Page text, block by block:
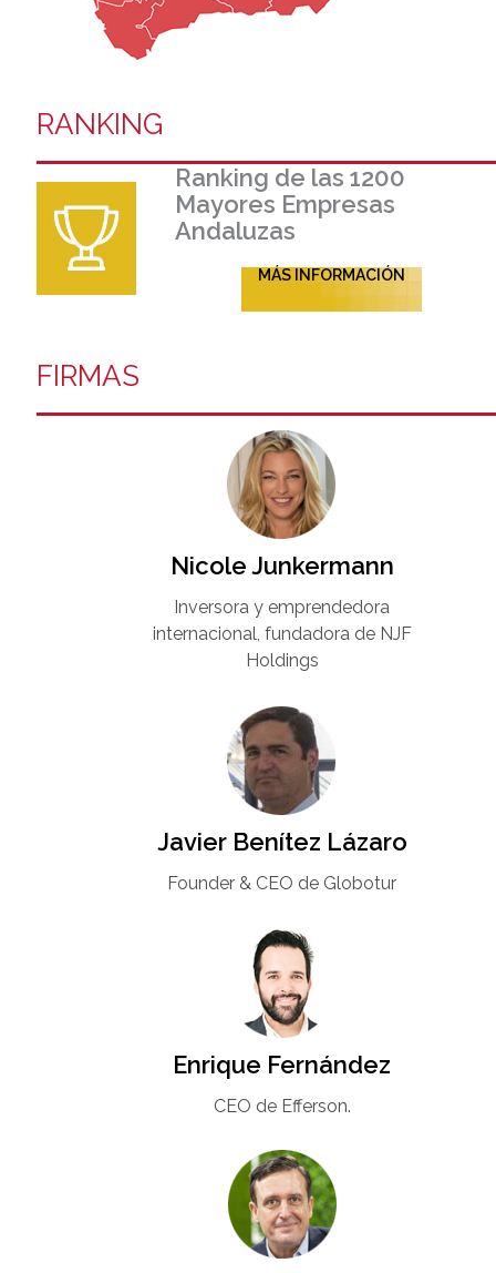
RANKING
Ranking de las 1200
Mayores Empresas
Andaluzas
MÁS INFORMACIÓN
FIRMAS
Nicole Junkermann​
Inversora y emprendedora
internacional, fundadora de NJF
Holdings
Javier Benítez Lázaro
Founder & CEO de Globotur​
Enrique Fernández
CEO de Efferson.